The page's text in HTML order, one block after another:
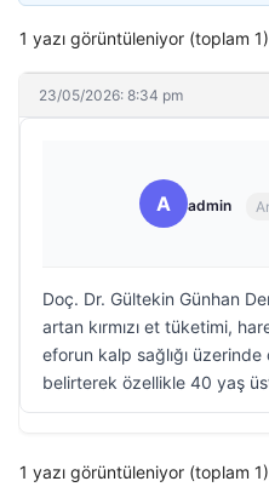
1 yazı görüntüleniyor (toplam 1)
23/05/2026: 8:34 pm
A admin
Doç. Dr. Gültekin Günhan
artan kırmızı et tüketimi,
eforun kalp sağlığı
belirterek özellikle 40 yaş
1 yazı görüntüleniyor (toplam 1)